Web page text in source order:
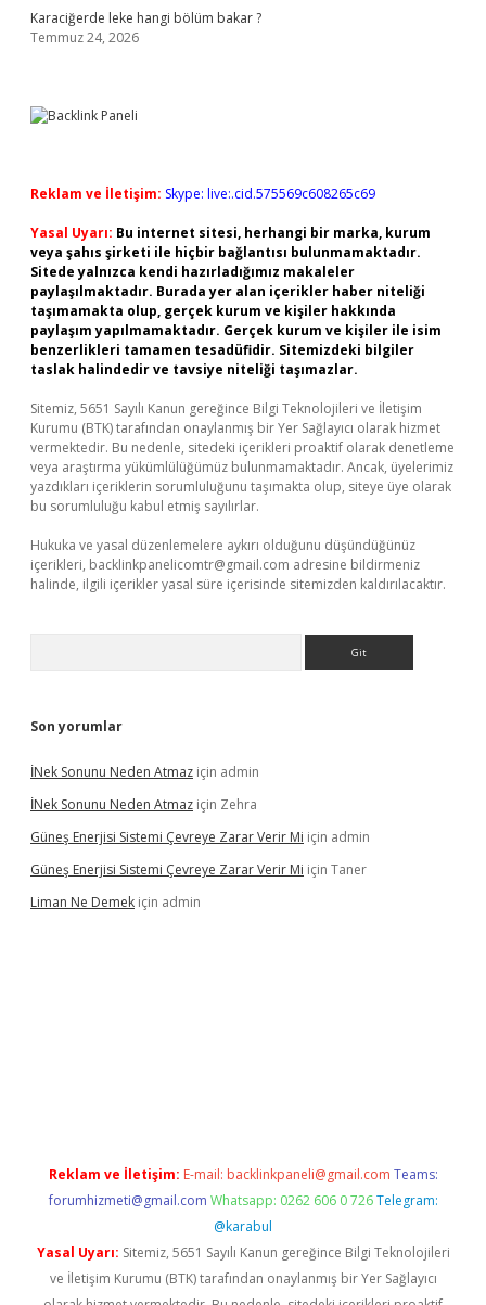
Karaciğerde leke hangi bölüm bakar ?
Temmuz 24, 2026
Reklam ve İletişim: Skype: live:.cid.575569c608265c69
Yasal Uyarı: Bu internet sitesi, herhangi bir marka, kurum
veya şahıs şirketi ile hiçbir bağlantısı bulunmamaktadır.
Sitede yalnızca kendi hazırladığımız makaleler
paylaşılmaktadır. Burada yer alan içerikler haber niteliği
taşımamakta olup, gerçek kurum ve kişiler hakkında
paylaşım yapılmamaktadır. Gerçek kurum ve kişiler ile isim
benzerlikleri tamamen tesadüfidir. Sitemizdeki bilgiler
taslak halindedir ve tavsiye niteliği taşımazlar.
Sitemiz, 5651 Sayılı Kanun gereğince Bilgi Teknolojileri ve İletişim
Kurumu (BTK) tarafından onaylanmış bir Yer Sağlayıcı olarak hizmet
vermektedir. Bu nedenle, sitedeki içerikleri proaktif olarak denetleme
veya araştırma yükümlülüğümüz bulunmamaktadır. Ancak, üyelerimiz
yazdıkları içeriklerin sorumluluğunu taşımakta olup, siteye üye olarak
bu sorumluluğu kabul etmiş sayılırlar.
Hukuka ve yasal düzenlemelere aykırı olduğunu düşündüğünüz
içerikleri, backlinkpanelicomtr@gmail.com adresine bildirmeniz
halinde, ilgili içerikler yasal süre içerisinde sitemizden kaldırılacaktır.
Son yorumlar
İNek Sonunu Neden Atmaz için admin
İNek Sonunu Neden Atmaz için Zehra
Güneş Enerjisi Sistemi Çevreye Zarar Verir Mi için admin
Güneş Enerjisi Sistemi Çevreye Zarar Verir Mi için Taner
Liman Ne Demek için admin
Reklam ve İletişim: E-mail: backlinkpaneli@gmail.com Teams:
forumhizmeti@gmail.com Whatsapp: 0262 606 0 726 Telegram:
@karabul
Yasal Uyarı: Sitemiz, 5651 Sayılı Kanun gereğince Bilgi Teknolojileri
ve İletişim Kurumu (BTK) tarafından onaylanmış bir Yer Sağlayıcı